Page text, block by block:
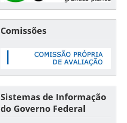
Comissões
Sistemas de Informação
do Governo Federal